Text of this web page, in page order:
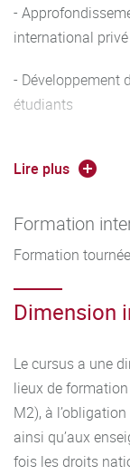
fondamental
mutualisées), tout
privé et en droit
-
international
- Développement
étudiants
l’expression
renvoient aux
Mayence.
Lire plus
Formation
Formation
Dimension
Le cursus a une
lieux de
M2), à
ainsi qu’aux
fois les droits